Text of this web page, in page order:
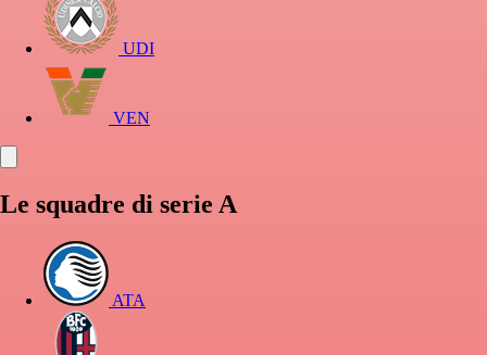
UDI
VEN
Le squadre di serie A
ATA